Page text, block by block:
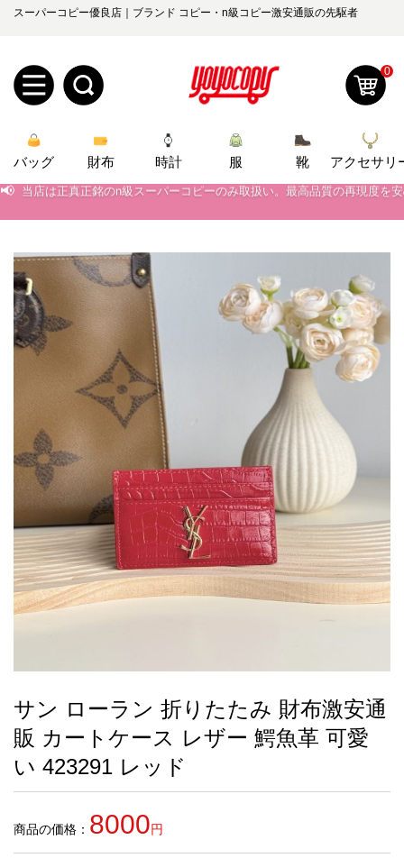
スーパーコピー優良店｜ブランド コピー・n級コピー激安通販の先駆者
規
ザ
ー
ロ
ン
オ
ー
管
お
せ
yoyocopys@gmail.com
2026人気特集
バッグ
財布
時計
服
ズボン
衣装セット
靴
住まい用品
アクセサリー
ベルト
スカーフ
アイフォーンケ
ース
小物
最
新
お
す
す
め
商
0
バッグ 財布 時計 服 靴 アクセサリ
📢 当店は正真正銘のn級スーパーコピーのみ取扱い。最高品質の再現度を
📢 2026春の新作続々更新中！期間中のご注文でお得な割引をご利用いただ
📢 当店は正真正銘のn級スーパーコピーのみ取扱い。最高品質の再現度を
📢 2026春の新作続々更新中！期間中のご注文でお得な割引をご利用いただ
📢 新作入荷！ルイ・ヴィトンスーパーコピー バッグ最新モデルが登場。
サン ローラン 折りたたみ 財布激安通
販 カートケース レザー 鰐魚革 可愛
い 423291 レッド
商品の価格： 8000円